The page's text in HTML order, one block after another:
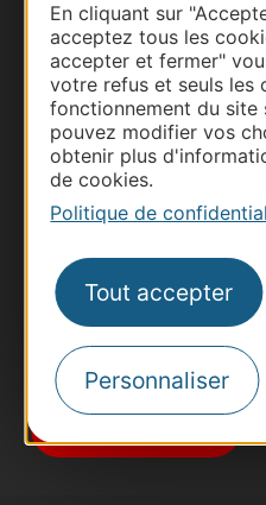
En cliquant sur
acceptez tous les
accepter et fermer"
votre refus et seuls les
fonctionnement du site
pouvez modifier vos
obtenir plus
de cookies.
Politique de
Tout accepter
Personnaliser
Thermalisme
Business/Mice
Pros d'Occitanie
Site presse et
Voyagistes
Destination Sport
Inscrivez-vous à la
Destination Occitanie
suggestions de séjours,